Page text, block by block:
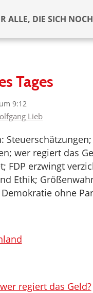
ALLE, DIE SICH
Tages
9:12
Lieb
wer regiert das
FDP erzwingt
Ethik;
ohne
regiert das Geld?